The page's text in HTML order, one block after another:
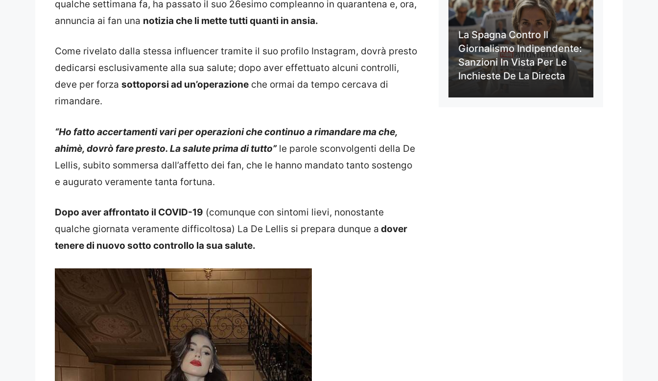
qualche settimana fa, ha passato il suo 26esimo compleanno in quarantena e, ora,
annuncia ai fan una notizia che li mette tutti quanti in ansia.
Come rivelato dalla stessa influencer tramite il suo profilo Instagram, dovrà presto
dedicarsi esclusivamente alla sua salute; dopo aver effettuato alcuni controlli,
deve per forza sottoporsi ad un’operazione che ormai da tempo cercava di
rimandare.
“Ho fatto accertamenti vari per operazioni che continuo a rimandare ma che,
ahimè, dovrò fare presto. La salute prima di tutto”le parole sconvolgenti della De
Lellis, subito sommersa dall’affetto dei fan, che le hanno mandato tanto sostengo
e augurato veramente tanta fortuna.
Dopo aver affrontato il COVID-19 (comunque con sintomi lievi, nonostante
qualche giornata veramente difficoltosa) La De Lellis si prepara dunque a dover
tenere di nuovo sotto controllo la sua salute.
La Spagna Contro Il
Giornalismo Indipendente:
Sanzioni In Vista Per Le
Inchieste De La Directa